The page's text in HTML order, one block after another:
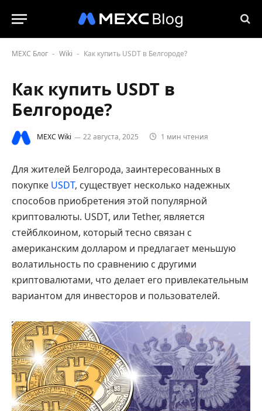
MEXC Блог - Wiki - Как купить USDT в Белгороде?
Как купить USDT в
Белгороде?
MEXC Wiki 22 августа, 2025 1 мин чтения
Для жителей Белгорода, заинтересованных в
покупке USDT, существует несколько надежных
способов приобретения этой популярной
криптовалюты. USDT, или Tether, является
стейблкоином, который тесно связан с
американским долларом и предлагает меньшую
волатильность по сравнению с другими
криптовалютами, что делает его привлекательным
вариантом для инвесторов и пользователей.